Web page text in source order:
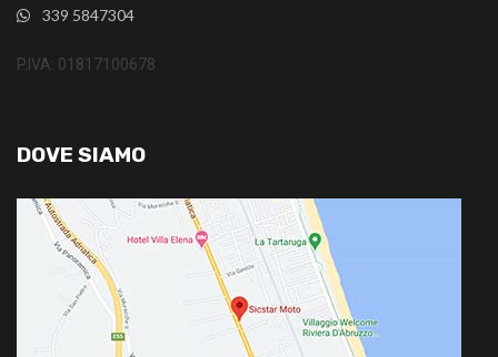
339 5847304
P.IVA: 01817100678
DOVE SIAMO